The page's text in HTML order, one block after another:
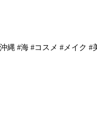
沖縄 #海 #コスメ #メイク